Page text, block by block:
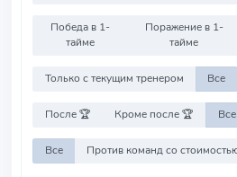
Победа в 1-
тайме
Поражение в 1-
тайме
Только с текущим тренером Все
После 🏆 Кроме после 🏆 Все
Все